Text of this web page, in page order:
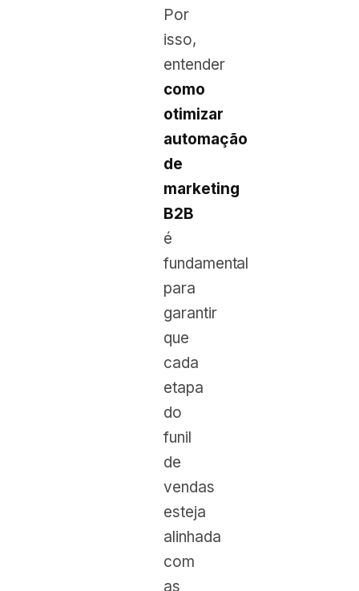
Por
isso,
entender
como
otimizar
automação
de
marketing
B2B
é
fundamental
para
garantir
que
cada
etapa
do
funil
de
vendas
esteja
alinhada
com
as